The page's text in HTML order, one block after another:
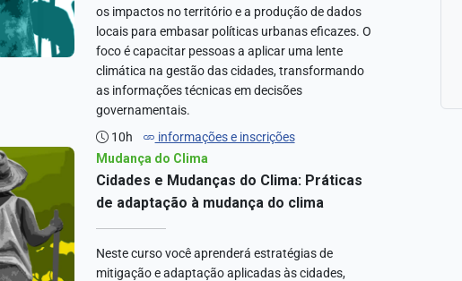
os impactos no território e a produção de dados
locais para embasar políticas urbanas eficazes. O
foco é capacitar pessoas a aplicar uma lente
climática na gestão das cidades, transformando
as informações técnicas em decisões
governamentais.
10h
informações e inscrições
Mudança do Clima
Cidades e Mudanças do Clima: Práticas
de adaptação à mudança do clima
Neste curso você aprenderá estratégias de
mitigação e adaptação aplicadas às cidades,